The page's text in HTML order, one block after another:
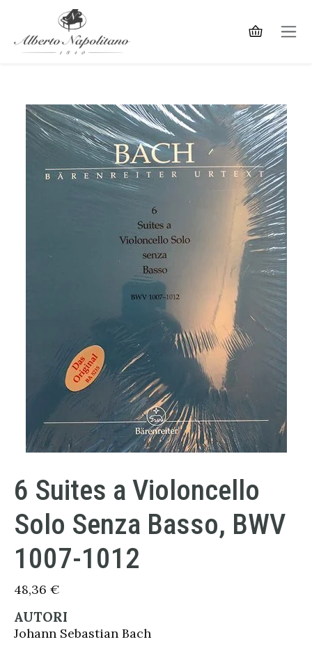
6 Suites a Violoncello
Solo Senza Basso, BWV
1007-1012
48,36 €
AUTORI
Johann Sebastian Bach